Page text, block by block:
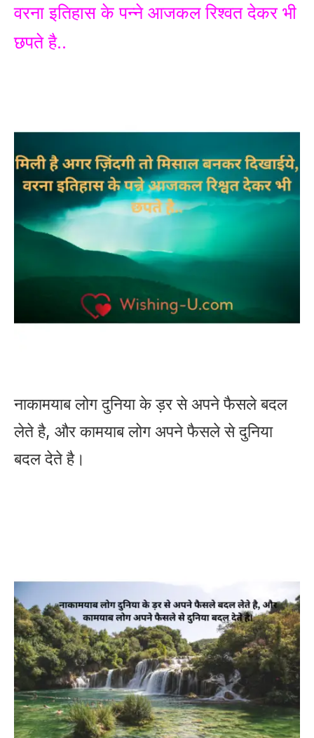
वरना इतिहास के पन्ने आजकल रिश्वत देकर भी
छपते है..
नाकामयाब लोग दुनिया के ड़र से अपने फैसले बदल
लेते है, और कामयाब लोग अपने फैसले से दुनिया
बदल देते है।